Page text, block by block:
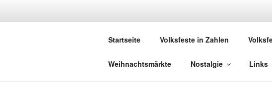
DEUTSCHE
Startseite Volksfeste in Zahlen
Weihnachtsmärkte Nostalgie Links